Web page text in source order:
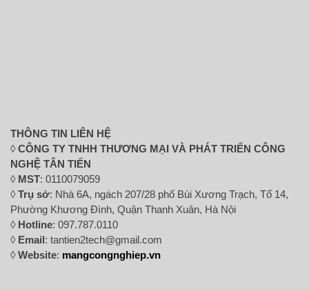
THÔNG TIN LIÊN HỆ
◊CÔNG TY TNHH THƯƠNG MẠI VÀ PHÁT TRIỂN CÔNG
NGHỆ TÂN TIẾN
◊ MST: 0110079059
◊Trụ sở: Nhà 6A, ngách 207/28 phố Bùi Xương Trạch, Tổ 14,
Phường Khương Đình, Quận Thanh Xuân, Hà Nội
◊ Hotline: 097.787.0110
◊ Email: tantien2tech@gmail.com
◊Website: mangcongnghiep.vn